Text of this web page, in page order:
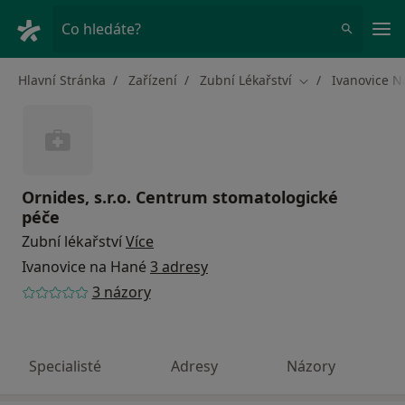
Co hledáte?
Hlavní Stránka Zařízení Zubní Lékařství Změna města
Ivanovice
Ornides, s.r.o. Centrum stomatologické
péče
Zubní lékařstvíVíce
Ivanovice na Hané 3 adresy
3 názory
Specialisté Adresy Názory